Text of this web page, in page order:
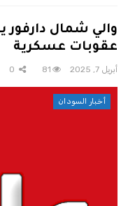
والي شمال دارفور
عقوبات عسكرية
أبريل 7, 2025 81
أخبار السودان